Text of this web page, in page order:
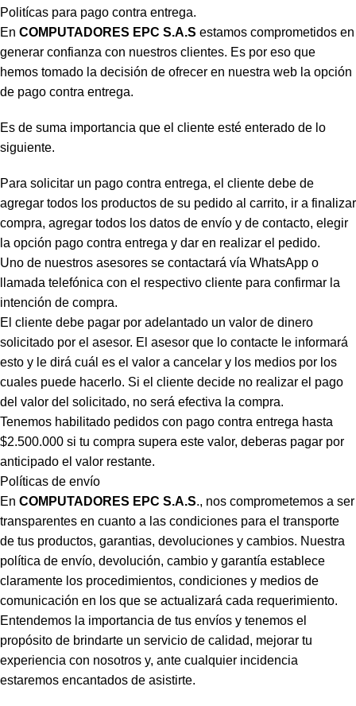
Politícas para pago contra entrega.
En COMPUTADORES EPC S.A.S estamos comprometidos en
generar confianza con nuestros clientes. Es por eso que
hemos tomado la decisión de ofrecer en nuestra web la opción
de pago contra entrega.
Es de suma importancia que el cliente esté enterado de lo
siguiente.
Para solicitar un pago contra entrega, el cliente debe de
agregar todos los productos de su pedido al carrito, ir a finalizar
compra, agregar todos los datos de envío y de contacto, elegir
la opción pago contra entrega y dar en realizar el pedido.
Uno de nuestros asesores se contactará vía WhatsApp o
llamada telefónica con el respectivo cliente para confirmar la
intención de compra.
El cliente debe pagar por adelantado un valor de dinero
solicitado por el asesor. El asesor que lo contacte le informará
esto y le dirá cuál es el valor a cancelar y los medios por los
cuales puede hacerlo. Si el cliente decide no realizar el pago
del valor del solicitado, no será efectiva la compra.
Tenemos habilitado pedidos con pago contra entrega hasta
$2.500.000 si tu compra supera este valor, deberas pagar por
anticipado el valor restante.
Políticas de envío
En COMPUTADORES EPC S.A.S., nos comprometemos a ser
transparentes en cuanto a las condiciones para el transporte
de tus productos, garantias, devoluciones y cambios. Nuestra
política de envío, devolución, cambio y garantía establece
claramente los procedimientos, condiciones y medios de
comunicación en los que se actualizará cada requerimiento.
Entendemos la importancia de tus envíos y tenemos el
propósito de brindarte un servicio de calidad, mejorar tu
experiencia con nosotros y, ante cualquier incidencia
estaremos encantados de asistirte.